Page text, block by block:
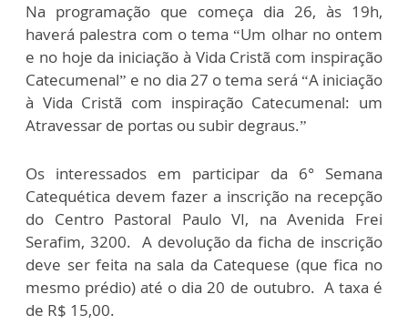
Na programação que começa dia 26, às 19h,
haverá palestra com o tema “Um olhar no ontem
e no hoje da iniciação à Vida Cristã com inspiração
Catecumenal” e no dia 27 o tema será “A iniciação
à Vida Cristã com inspiração Catecumenal: um
Atravessar de portas ou subir degraus.”
Os interessados em participar da 6° Semana
Catequética devem fazer a inscrição na recepção
do Centro Pastoral Paulo VI, na Avenida Frei
Serafim, 3200. A devolução da ficha de inscrição
deve ser feita na sala da Catequese (que fica no
mesmo prédio) até o dia 20 de outubro. A taxa é
de R$ 15,00.